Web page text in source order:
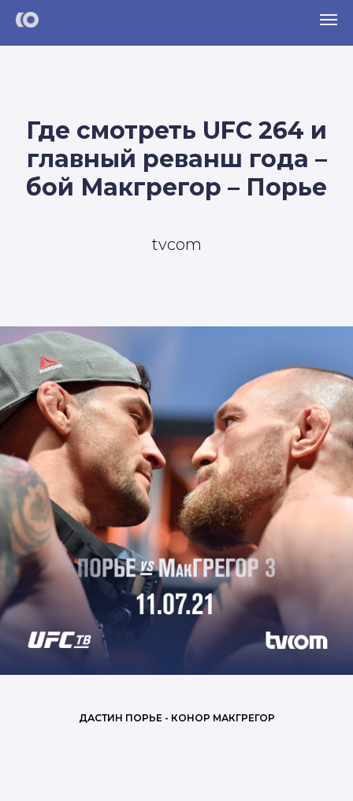
Где смотреть UFC 264 и
главный реванш года –
бой Макгрегор – Порье
tvcom
ДАСТИН ПОРЬЕ - КОНОР МАКГРЕГОР